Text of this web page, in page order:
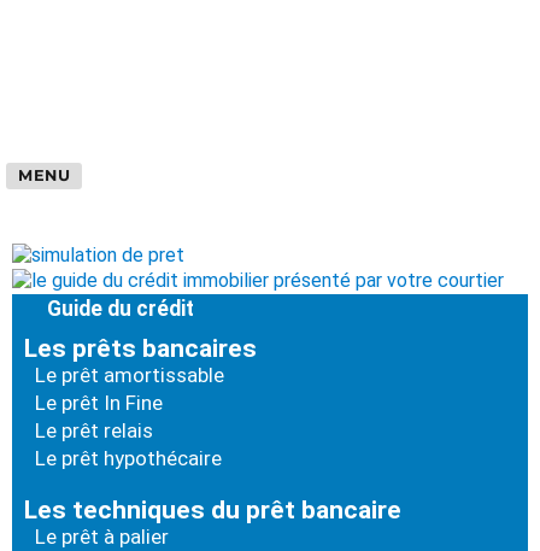
MENU
Guide du crédit
Les prêts bancaires
Le prêt amortissable
Le prêt In Fine
Le prêt relais
Le prêt hypothécaire
Les techniques du prêt bancaire
Le prêt à palier